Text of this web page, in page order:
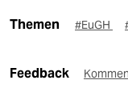
Themen #EuGH
Feedback